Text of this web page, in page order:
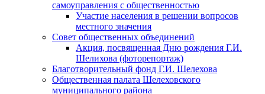
самоуправления с общественностью
Участие населения в решении вопросов
местного значения
Совет общественных объединений
Акция, посвященная Дню рождения Г.И.
Шелихова (фоторепортаж)
Благотворительный фонд Г.И. Шелехова
Общественная палата Шелеховского
муниципального района